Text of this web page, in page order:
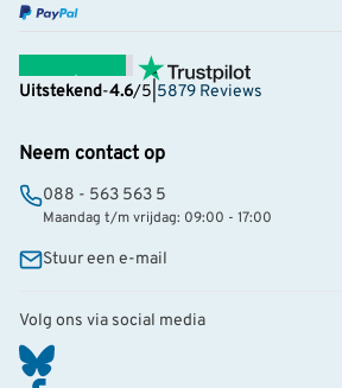
Uitstekend-4.6/5 5879 Reviews
Neem contact op
088 - 563 563 5
Maandag t/m vrijdag: 09:00 - 17:00
Stuur een e-mail
Volg ons via social media